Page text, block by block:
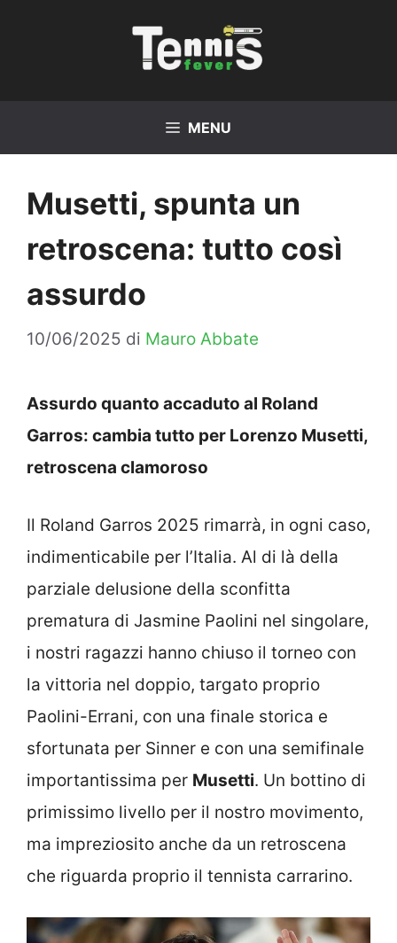
MENU
Musetti, spunta un
retroscena: tutto così
assurdo
10/06/2025 di Mauro Abbate
Assurdo quanto accaduto al Roland
Garros: cambia tutto per Lorenzo Musetti,
retroscena clamoroso
Il Roland Garros 2025 rimarrà, in ogni caso,
indimenticabile per l’Italia. Al di là della
parziale delusione della sconfitta
prematura di Jasmine Paolini nel singolare,
i nostri ragazzi hanno chiuso il torneo con
la vittoria nel doppio, targato proprio
Paolini-Errani, con una finale storica e
sfortunata per Sinner e con una semifinale
importantissima per Musetti. Un bottino di
primissimo livello per il nostro movimento,
ma impreziosito anche da un retroscena
che riguarda proprio il tennista carrarino.